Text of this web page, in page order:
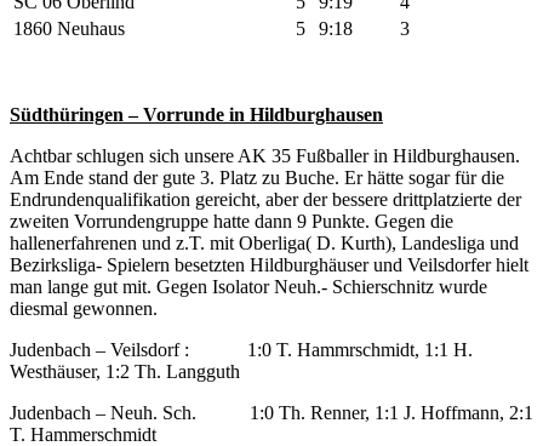
1860 Neuhaus
5 9:18 3
Südthüringen – Vorrunde in Hildburghausen
Achtbar schlugen sich unsere AK 35 Fußballer in Hildburghausen.
Am Ende stand der gute 3. Platz zu Buche. Er hätte sogar für die
Endrundenqualifikation gereicht, aber der bessere drittplatzierte der
zweiten Vorrundengruppe hatte dann 9 Punkte. Gegen die
hallenerfahrenen und z.T. mit Oberliga( D. Kurth), Landesliga und
Bezirksliga- Spielern besetzten Hildburghäuser und Veilsdorfer hielt
man lange gut mit. Gegen Isolator Neuh.- Schierschnitz wurde
diesmal gewonnen.
Judenbach – Veilsdorf : 1:0 T. Hammrschmidt, 1:1 H.
Westhäuser, 1:2 Th. Langguth
Judenbach – Neuh. Sch. 1:0 Th. Renner, 1:1 J. Hoffmann, 2:1
T. Hammerschmidt